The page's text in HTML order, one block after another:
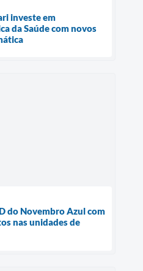
investe em
da Saúde com novos
do Novembro Azul com
nas unidades de